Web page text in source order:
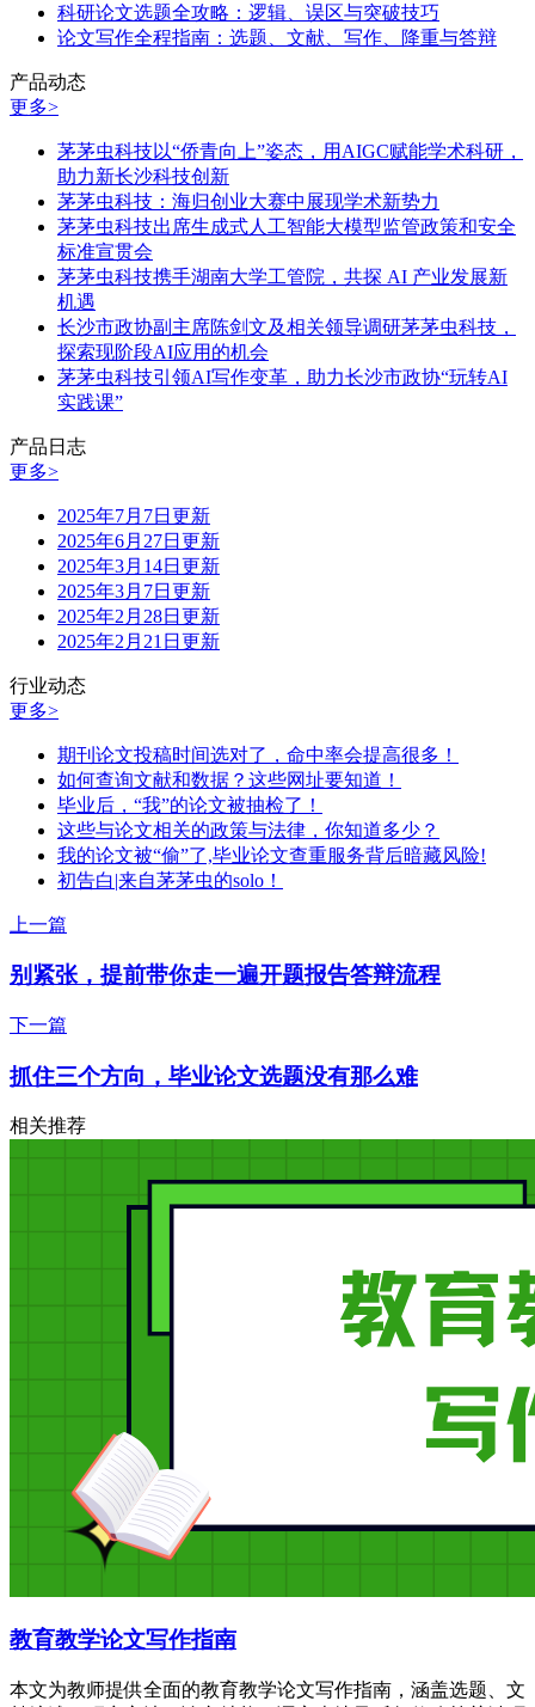
科研论文选题全攻略：逻辑、误区与突破技巧
论文写作全程指南：选题、文献、写作、降重与答辩
产品动态
更多>
茅茅虫科技以“侨青向上”姿态，用AIGC赋能学术科研，
助力新长沙科技创新
茅茅虫科技：海归创业大赛中展现学术新势力
茅茅虫科技出席生成式人工智能大模型监管政策和安全
标准宣贯会
茅茅虫科技携手湖南大学工管院，共探 AI 产业发展新
机遇
长沙市政协副主席陈剑文及相关领导调研茅茅虫科技，
探索现阶段AI应用的机会
茅茅虫科技引领AI写作变革，助力长沙市政协“玩转AI
实践课”
产品日志
更多>
2025年7月7日更新
2025年6月27日更新
2025年3月14日更新
2025年3月7日更新
2025年2月28日更新
2025年2月21日更新
行业动态
更多>
期刊论文投稿时间选对了，命中率会提高很多！
如何查询文献和数据？这些网址要知道！
毕业后，“我”的论文被抽检了！
这些与论文相关的政策与法律，你知道多少？
我的论文被“偷”了,毕业论文查重服务背后暗藏风险!
初告白|来自茅茅虫的solo！
上一篇
别紧张，提前带你走一遍开题报告答辩流程
下一篇
抓住三个方向，毕业论文选题没有那么难
相关推荐
教育教学论文写作指南
本文为教师提供全面的教育教学论文写作指南，涵盖选题、文